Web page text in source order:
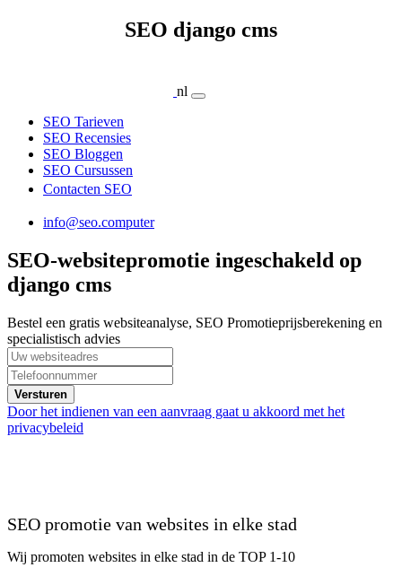
SEO django cms
nl
SEO Tarieven
SEO Recensies
SEO Bloggen
SEO Cursussen
Contacten SEO
info@seo.computer
SEO-websitepromotie ingeschakeld op
django cms
Bestel een gratis websiteanalyse, SEO Promotieprijsberekening en
specialistisch advies
Versturen
Door het indienen van een aanvraag gaat u akkoord met het
privacybeleid
SEO promotie van websites in elke stad
Wij promoten websites in elke stad in de TOP 1-10